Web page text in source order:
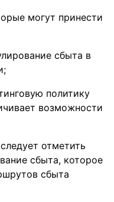
могут принести
сбыта в
политику
возможности
отметить
сбыта, которое
сбыта